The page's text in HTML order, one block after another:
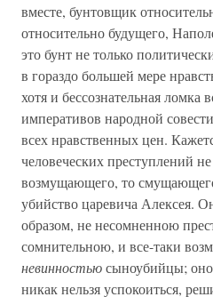
вместе, бунтовщик
относительно будущего,
это бунт не только
в гораздо большей мере
хотя и бессознательная ломка
императивов народной
всех нравственных цен.
человеческих преступлений
возмущающего, то
убийство царевича Алексея.
образом, не несомненною
сомнительною, и все-таки
невинностьюсыноубийцы;
никак нельзя успокоиться,